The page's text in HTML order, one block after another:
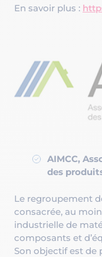
En savoir plus :
AIMCC,
des
Le regroupement
consacrée, au
industrielle de
composants et
Son objectif est de